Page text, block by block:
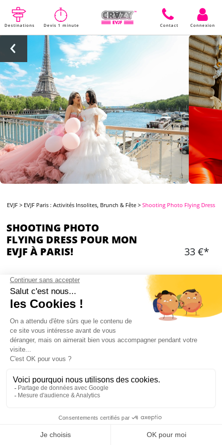
Destinations Devis 1 minute Contact Connexion
EVJF > EVJF Paris : Activités Insolites, Brunch & Fête >Shooting Photo Flying Dress
SHOOTING PHOTO
FLYING DRESS POUR MON
EVJF À PARIS!
33 €*
CONTENU
Shooting photo que pour la future mariée
Environ 1 heure de séance photo
Photographe
10 photos retouchées HD, prêtes à être
Vidéos backstage
Mon EVJF à Paris